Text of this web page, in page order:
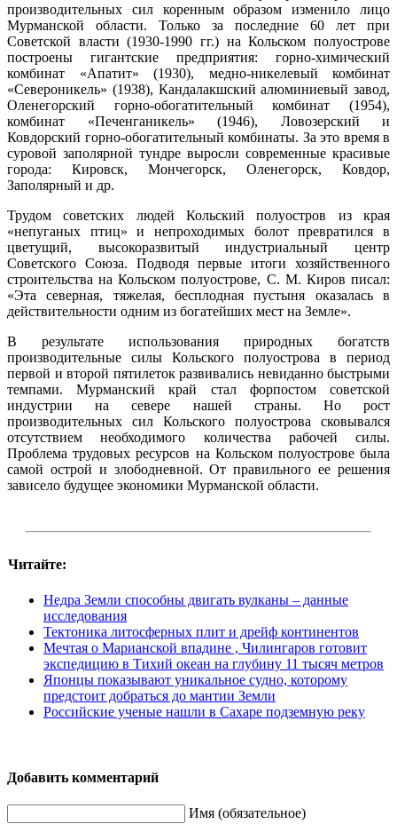
производительных сил коренным образом изменило лицо
Мурманской области. Только за последние 60 лет при
Советской власти (1930-1990 гг.) на Кольском полуострове
построены гигантские предприятия: горно-химический
комбинат «Апатит» (1930), медно-никелевый комбинат
«Североникель» (1938), Кандалакшский алюминиевый завод,
Оленегорский горно-обогатительный комбинат (1954),
комбинат «Печенганикель» (1946), Ловозерский и
Ковдорский горно-обогатительный комбинаты. За это время в
суровой заполярной тундре выросли современные красивые
города: Кировск, Мончегорск, Оленегорск, Ковдор,
Заполярный и др.
Трудом советских людей Кольский полуостров из края
«непуганых птиц» и непроходимых болот превратился в
цветущий, высокоразвитый индустриальный центр
Советского Союза. Подводя первые итоги хозяйственного
строительства на Кольском полуострове, С. М. Киров писал:
«Эта северная, тяжелая, бесплодная пустыня оказалась в
действительности одним из богатейших мест на Земле».
В результате использования природных богатств
производительные силы Кольского полуострова в период
первой и второй пятилеток развивались невиданно быстрыми
темпами. Мурманский край стал форпостом советской
индустрии на севере нашей страны. Но рост
производительных сил Кольского полуострова сковывался
отсутствием необходимого количества рабочей силы.
Проблема трудовых ресурсов на Кольском полуострове была
самой острой и злободневной. От правильного ее решения
зависело будущее экономики Мурманской области.
Читайте:
Недра Земли способны двигать вулканы – данные
исследования
Тектоника литосферных плит и дрейф континентов
Мечтая о Марианской впадине , Чилингаров готовит
экспедицию в Тихий океан на глубину 11 тысяч метров
Японцы показывают уникальное судно, которому
предстоит добраться до мантии Земли
Российские ученые нашли в Сахаре подземную реку
Добавить комментарий
Имя (обязательное)